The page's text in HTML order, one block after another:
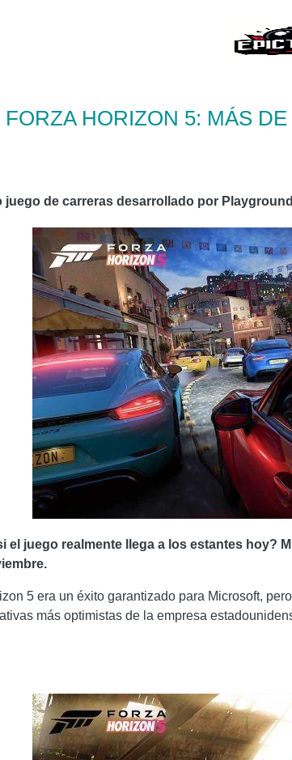
FORZA HORIZON 5: MÁS
juego de carreras desarrollado por
el juego realmente llega a los estantes hoy?
5 era un éxito garantizado para Microsoft,
más optimistas de la empresa